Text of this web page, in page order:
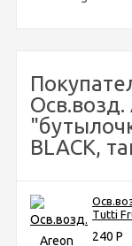
Осв.возд.
BLACK,
Tutti
240 Р